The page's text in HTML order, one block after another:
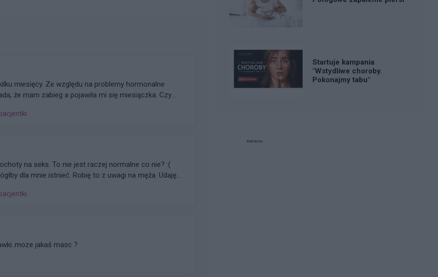
że mam zabieg a pojawiła mi się miesiączka. Czy
na seks. To nie jest raczej normalne co nie? :(
dla mnie istnieć. Robię to z uwagi na męża. Udaję
powinno się uregulować co nie? ).
jakaś masc ?
Startuje kampania
"Wstydliwe choroby.
Pokonajmy tabu"
Reklama: